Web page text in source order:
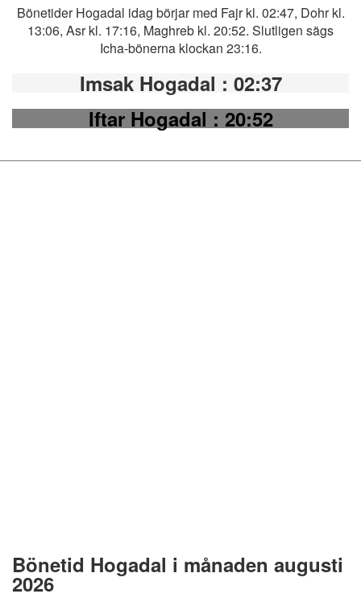
Bönetider Hogadal idag börjar med Fajr kl. 02:47, Dohr kl.
13:06, Asr kl. 17:16, Maghreb kl. 20:52. Slutligen sägs
Icha-bönerna klockan 23:16.
Imsak Hogadal : 02:37
Iftar Hogadal: 20:52
Bönetid Hogadal i månaden augusti
2026